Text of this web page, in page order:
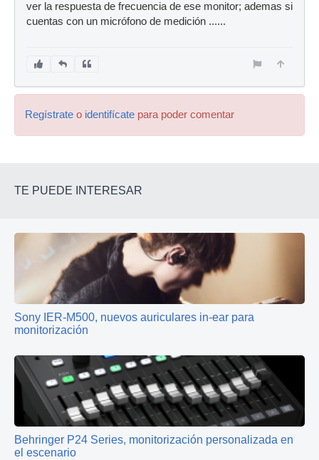
ver la respuesta de frecuencia de ese monitor; ademas si
cuentas con un micrófono de medición ......
Regístrate o identifícate para poder comentar
TE PUEDE INTERESAR
Sony IER-M500, nuevos auriculares in-ear para
monitorización
Behringer P24 Series, monitorización personalizada en
el escenario